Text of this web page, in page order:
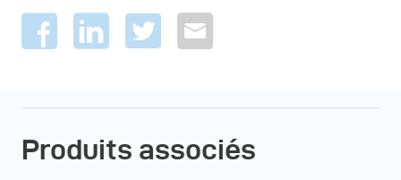
Produits associés